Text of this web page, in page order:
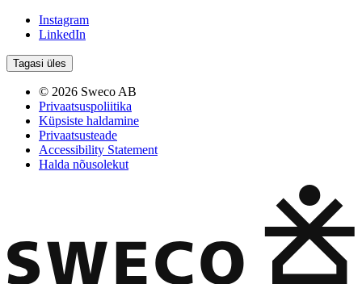
Instagram
LinkedIn
Tagasi üles
© 2026 Sweco AB
Privaatsuspoliitika
Küpsiste haldamine
Privaatsusteade
Accessibility Statement
Halda nõusolekut